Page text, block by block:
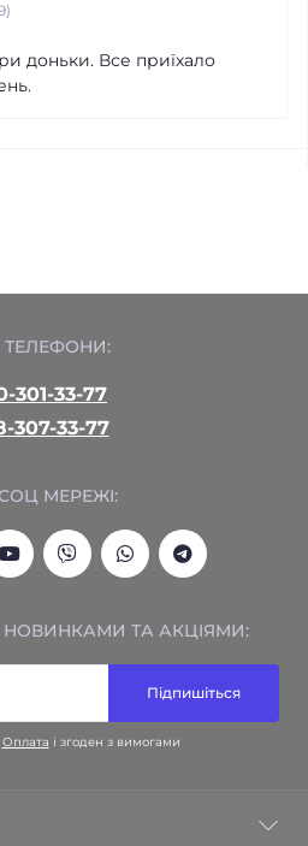
доньки. Все приїхало
ТЕЛЕФОНИ:
301-33-77
307-33-77
СОЦ МЕРЕЖІ:
НОВИНКАМИ ТА АКЦІЯМИ:
Підпишіться
Оплата і згоден з вимогами